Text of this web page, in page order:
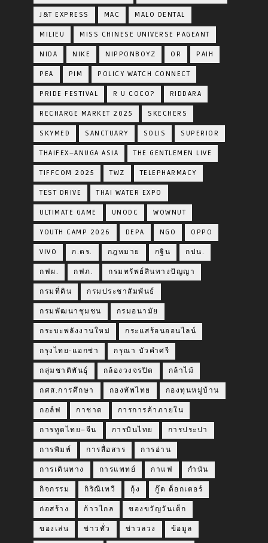
J&T EXPRESS MAC MALO DENTAL
MILIEU MISS CHINESE UNIVERSE PAGEANT
NIDA NIKE NIPPONBOYZ OR PAIH
PEA PIM POLICY WATCH CONNECT
PRIDE FESTIVAL R U COCO? RIDDARA
RECHARGE MARKET 2025 SKECHERS
SKYMED SANCTUARY SOLIS SUPERIOR
THAIFEX–ANUGA ASIA THE GENTLEMEN LIVE
TIFFCOM 2025 TWZ TELEPHARMACY
TEST DRIVE THAI WATER EXPO
ULTIMATE GAME UNODC WOWNUT
YOUTH CAMP 2026 DEPA NGO OPPO
VIVO ก.ตร. กฎหมาย กฐิน กปน.
กฟผ. กฟภ. กรมทรัพย์สินทางปัญญา
กรมที่ดิน กรมประชาสัมพันธ์
กรมพัฒนาชุมชน กรมอนามัย
กระบะพลังงานใหม่ กระแสร้อนออนไลน์
กรุงไทย-แอกซ่า กรุณา บัวคำศรี
กลุ่มชาติพันธุ์ กล้องวงจรปิด กล้าไม้
กศส.การศึกษา กองทัพไทย กองทุนหมู่บ้าน
กอล์ฟ กาชาด การการค้าภายใน
การทูตไทย–จีน การบินไทย การประปา
การพิมพ์ การสื่อสาร การอ่าน
การเดินทาง การแพทย์ กาแฟ กำนัน
กิจกรรม กิริณีเทวี กุ้ง กู๊ด ด็อกเตอร์
ก่อสร้าง ก้าวไกล ของขวัญวันเด็ก
ของเล่น ข่าวทั่ว ข่าวลวง ข้อมูล